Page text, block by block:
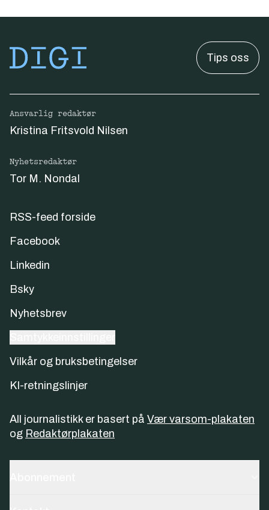
Tips oss
Ansvarlig redaktør
Kristina Fritsvold Nilsen
Nyhetsredaktør
Tor M. Nondal
RSS-feed forside
Facebook
Linkedin
Bsky
Nyhetsbrev
Vilkår og bruksbetingelser
KI-retningslinjer
All journalistikk er basert på Vær varsom-plakaten
og Redaktørplakaten